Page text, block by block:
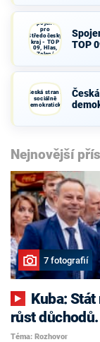
Spojenci
pro
Středočeský
kraj - TOP
09, Hlas,
Zelení
TOP
Česká strana
sociálně
demokratická
Nejnovější
7 fotografií
růst
Téma: Rozhovor